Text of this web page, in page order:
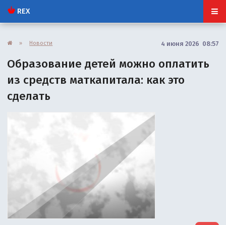
REX
» Новости 4 июня 2026 08:57
Образование детей можно оплатить
из средств маткапитала: как это
сделать